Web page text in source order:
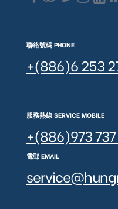
聯絡號碼 PHONE
+(886)6 253
服務熱線 SERVICE MOBILE
+(886)973
電郵 EMAIL